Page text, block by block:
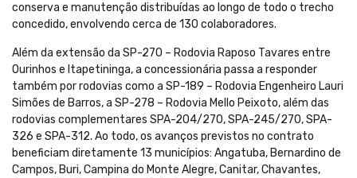
conserva e manutenção distribuídas ao longo de todo o trecho
concedido, envolvendo cerca de 130 colaboradores.
Além da extensão da SP-270 – Rodovia Raposo Tavares entre
Ourinhos e Itapetininga, a concessionária passa a responder
também por rodovias como a SP-189 – Rodovia Engenheiro Lauri
Simões de Barros, a SP-278 – Rodovia Mello Peixoto, além das
rodovias complementares SPA-204/270, SPA-245/270, SPA-
326 e SPA-312. Ao todo, os avanços previstos no contrato
beneficiam diretamente 13 municípios: Angatuba, Bernardino de
Campos, Buri, Campina do Monte Alegre, Canitar, Chavantes,